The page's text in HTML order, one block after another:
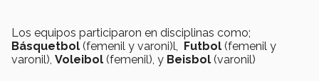
Los equipos participaron en disciplinas como;
Básquetbol (femenil y varoni)l, Futbol (femenil y
varonil), Voleibol (femenil), y Beisbol (varonil)